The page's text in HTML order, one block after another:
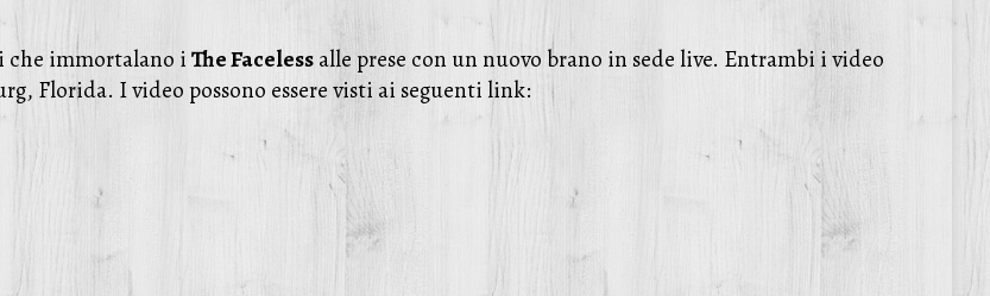
che immortalano iThe Facelessalle prese con un nuovo brano in sede live. Entrambi i video
Florida. I video possono essere visti ai seguenti link: